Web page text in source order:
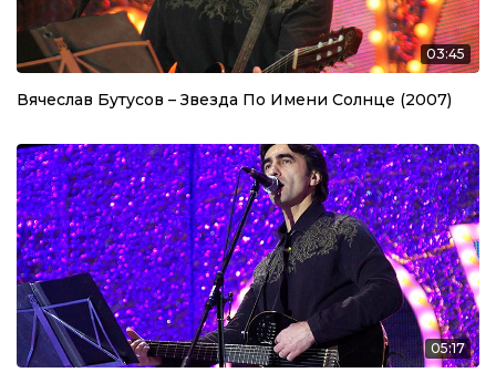
03:45
Вячеслав Бутусов – Звезда По Имени Солнце (2007)
05:17